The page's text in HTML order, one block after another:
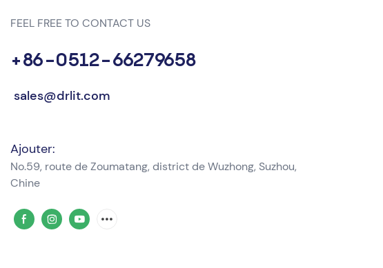
FEEL FREE TO CONTACT US
+86-0512-66279658
sales@drlit.com
Ajouter:
No.59, route de Zoumatang, district de Wuzhong, Suzhou,
Chine